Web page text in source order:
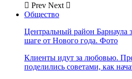
Prev Next
Общество
Центральный район Барнаула
шаге от Нового года. Фото
Клиенты идут за любовью.
поделились советами, как